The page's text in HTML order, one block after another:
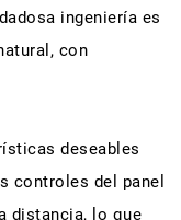
ingeniería es
con
deseables
controles del panel
distancia, lo que